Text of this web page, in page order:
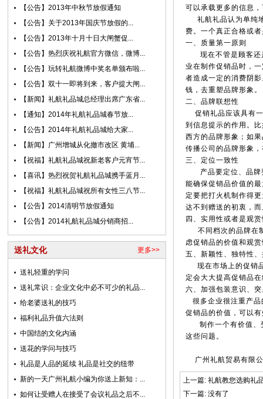
【公告】2013年中秋节放假通知
【公告】关于2013年国庆节放假的...
【公告】2013年十月十日大闸蟹促...
【公告】热烈庆祝礼航官方微信，微博...
【公告】玩转礼航微博中奖名单颁布啦...
【公告】双十一即将到来，客户提大闸...
【新闻】礼航礼品城总经理出席广东省...
【通知】2014年礼航礼品城春节放...
【公告】2014年礼航礼品城给大家...
【新闻】广州增城从化撤市改区 黄埔...
【祝福】礼航礼品城祝新老客户元宵节...
【喜讯】热烈祝贺礼航礼品城携手蓝月...
【祝福】礼航礼品城祝所有女性三八节...
【公告】2014清明节放假通知
【公告】2014礼航礼品城分销商招...
更多>>
送礼文化
送礼轻重的学问
送礼常识：企业文化中必不可少的礼品...
给老婆送礼的技巧
福利礼品升值六法则
中国结的文化内涵
送花的学问与技巧
礼品是人品的延续 礼品是社交的纽带
新的一天广州礼航小编为你送上新知：...
如何让受赠人在接受了会议礼品之后不...
可以承载更多的信息
礼航礼品认为单纯地
费。一个真正合格或
一、质量第一原则
现在不管是顾客还是
业在制作促销品时，
者造成一定的消费阴
钱，去重塑品牌形象。
二、品牌联想性
促销礼品应该具有一
到信息提示的作用。
西方的品牌形象；如
传播公司的品牌形象
三、定位一致性
产品要定位、品牌要
能确保促销品价值的
定要把打火机制作得
达不到赠送的初衷，
四、实用性或者是观
不同档次的品牌在制
虑促销品的价值和观
五、新颖性、独特性
现在市场上的促销品
定会大大提高促销品
六、加强包装意识、
很多企业很注重产品
促销品的价值，可以
制作一个有价值、受
这些问题。
广州礼航贸易有限
上一篇: 礼航教您选购礼
下一篇: 没有了